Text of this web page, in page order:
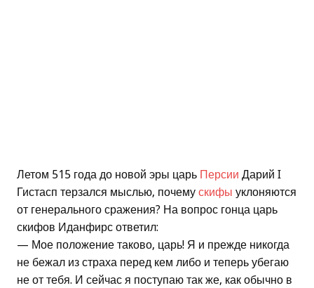
Летом 515 года до новой эры царь Персии Дарий I
Гистасп терзался мыслью, почему скифы уклоняются
от генерального сражения? На вопрос гонца царь
скифов Иданфирс ответил:
— Мое положение таково, царь! Я и прежде никогда
не бежал из страха перед кем либо и теперь убегаю
не от тебя. И сейчас я поступаю так же, как обычно в